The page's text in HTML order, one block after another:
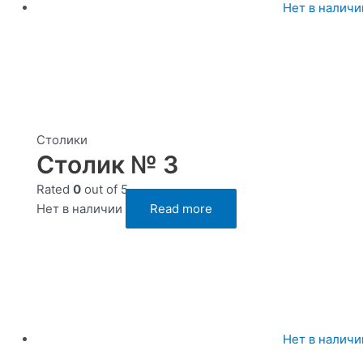
Нет в
Столики
Столик № 3
Rated 0 out of 5
Нет в наличии
Read more
Нет в